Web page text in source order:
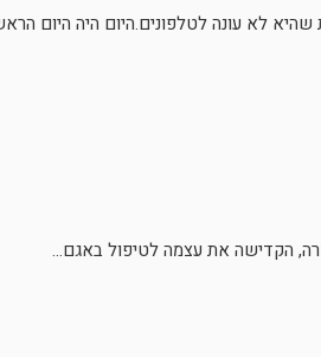
לא עונה לטלפונים.היום היה היום
הקדישה את עצמה לטיפול באגם...